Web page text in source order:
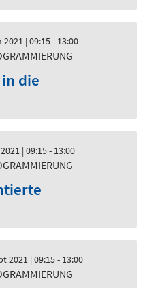
2021 | 09:15 - 13:00
die
| 09:15 - 13:00
2021 | 09:15 - 13:00